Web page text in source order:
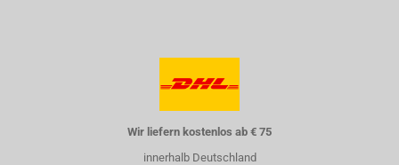
Wir liefern kostenlos ab € 75
innerhalb Deutschland